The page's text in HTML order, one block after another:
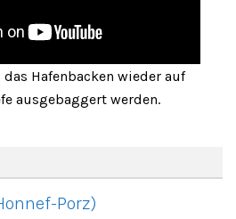
Hafenbacken wieder auf
ausgebaggert werden.
Porz)